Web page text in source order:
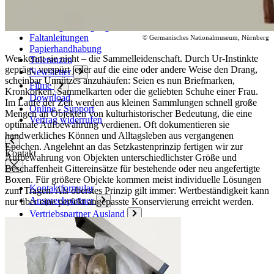
Faltanleitungen
Papierhandhabung
Toleranzen
Newsletter
Filme
Download
Online - Support
Vertrag widerrufen
Kontakt
Kontaktformular
Ansprechpartner
Vertriebspartner Ausland
Veranstaltungs- und Messetermine
Karton
© Germanisches Nationalmuseum, Nürnberg
Wer kennt sie nicht – die Sammelleidenschaft. Durch Ur-Instinkte
geprägt, verspürt jeder auf die eine oder andere Weise den Drang,
scheinbar Unnützes anzuhäufen: Seien es nun Briefmarken,
Kronkorken, Sammelkarten oder die geliebten Schuhe einer Frau.
Im Laufe der Zeit werden aus kleinen Sammlungen schnell große
Mengen an Objekten von kulturhistorischer Bedeutung, die eine
optimale Aufbewahrung verdienen. Oft dokumentieren sie
handwerkliches Können und Alltagsleben aus vergangenen
Epochen. Angelehnt an das Setzkastenprinzip fertigen wir zur
Aufbewahrung von Objekten unterschiedlichster Größe und
Beschaffenheit Gittereinsätze für bestehende oder neu angefertigte
Boxen. Für größere Objekte kommen meist individuelle Lösungen
zum Tragen. Als oberstes Prinzip gilt immer: Wertbeständigkeit kann
nur über eine perfekt angepasste Konservierung erreicht werden.